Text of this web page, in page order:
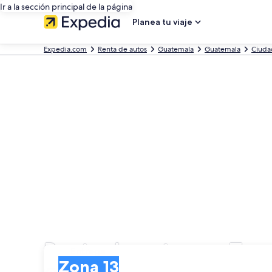
Ir a la sección principal de la página
Planea tu viaje
Expedia.com Renta de autos Guatemala Guatemala
Renta de autos en
Zona 13